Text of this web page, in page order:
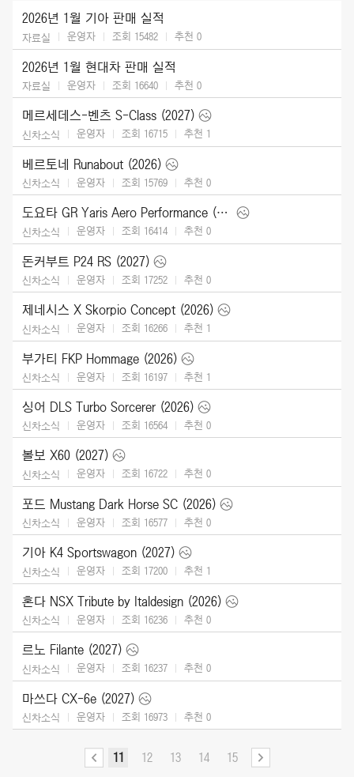
2026년 1월 기아 판매 실적
자료실 운영자 조회 15482 추천 0
2026년 1월 현대차 판매 실적
자료실 운영자 조회 16640 추천 0
메르세데스-벤츠 S-Class (2027)
신차소식 운영자 조회 16715 추천 1
베르토네 Runabout (2026)
신차소식 운영자 조회 15769 추천 0
도요타 GR Yaris Aero Performance (2026)
신차소식 운영자 조회 16414 추천 0
돈커부트 P24 RS (2027)
신차소식 운영자 조회 17252 추천 0
제네시스 X Skorpio Concept (2026)
신차소식 운영자 조회 16266 추천 1
부가티 FKP Hommage (2026)
신차소식 운영자 조회 16197 추천 1
싱어 DLS Turbo Sorcerer (2026)
신차소식 운영자 조회 16564 추천 0
볼보 X60 (2027)
신차소식 운영자 조회 16722 추천 0
포드 Mustang Dark Horse SC (2026)
신차소식 운영자 조회 16577 추천 0
기아 K4 Sportswagon (2027)
신차소식 운영자 조회 17200 추천 1
혼다 NSX Tribute by Italdesign (2026)
신차소식 운영자 조회 16236 추천 0
르노 Filante (2027)
신차소식 운영자 조회 16237 추천 0
마쓰다 CX-6e (2027)
신차소식 운영자 조회 16973 추천 0
11 12 13 14 15